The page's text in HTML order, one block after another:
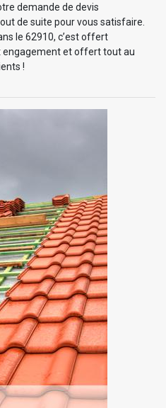
demande de devis
de suite pour vous satisfaire.
le 62910, c’est offert
et offert tout au
!